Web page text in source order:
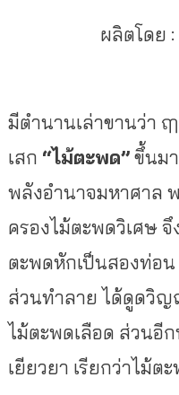
ผลิตโดย :
มีตำนานเล่าขานว่า
เสก “ไม้ตะพด”ขึ้นม
พลังอำนาจมหาศาล
ครองไม้ตะพดวิเศษ
ตะพดหักเป็นสองท่อ
ส่วนทำลาย ได้ดูดวิญ
ไม้ตะพดเลือด ส่วนอี
เยียวยา เรียกว่าไม้